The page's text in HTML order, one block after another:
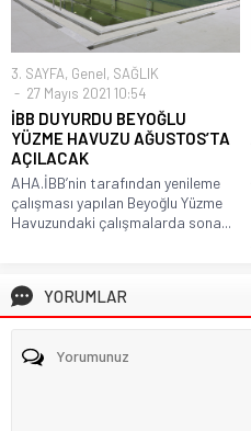
3. SAYFA, Genel, SAĞLIK
27 Mayıs 2021 10:54
İBB DUYURDU BEYOĞLU
YÜZME HAVUZU AĞUSTOS’TA
AÇILACAK
AHA.İBB’nin tarafından yenileme
çalışması yapılan Beyoğlu Yüzme
Havuzundaki çalışmalarda sona...
YORUMLAR